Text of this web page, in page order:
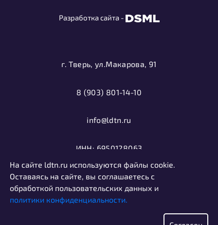
Разработка сайта -
г. Тверь, ул.Макарова, 91
8 (903) 801-14-10
info@ldtn.ru
ИНН: 6950128063
ОГРН: 1116952000406
Политика конфиденциальности
Информация, представленная на сайте, не является
На сайте ldtn.ru используются файлы cookie.
Оставаясь на сайте, вы соглашаетесь с
обработкой пользовательских данных и
политики конфиденциальности.